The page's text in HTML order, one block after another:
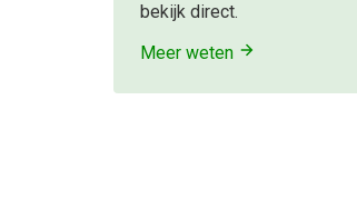
bekijk direct.
Meer weten